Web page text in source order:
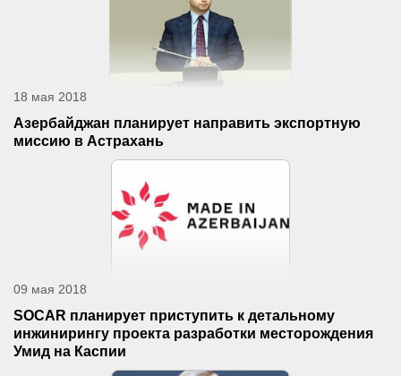
18 мая 2018
Азербайджан планирует направить экспортную
миссию в Астрахань
09 мая 2018
SOCAR планирует приступить к детальному
инжинирингу проекта разработки месторождения
Умид на Каспии